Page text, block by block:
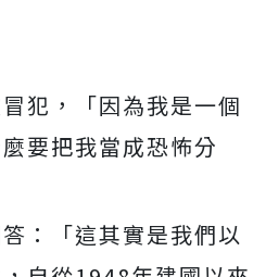
犯，「因為我是一個
要把我當成恐怖分
：「這其實是我們以